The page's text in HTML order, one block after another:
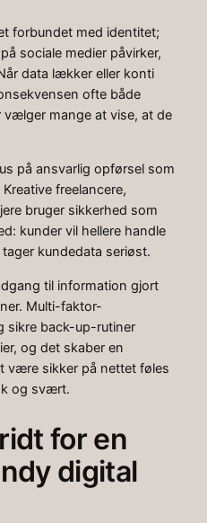
forbundet med identitet;
sociale medier påvirker,
data lækker eller konti
ofte både
mange at vise, at de
på ansvarlig opførsel som
freelancere,
bruger sikkerhed som
kunder vil hellere handle
kundedata seriøst.
til information gjort
Multi-faktor-
sikre back-up-rutiner
og det skaber en
være sikker på nettet føles
og svært.
for en
digital